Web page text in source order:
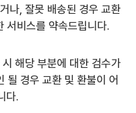
나, 잘못 배송된 경우 교환
서비스를 약속드립니다.
해당 부분에 대한 검수가
될 경우 교환 및 환불이 어
다.